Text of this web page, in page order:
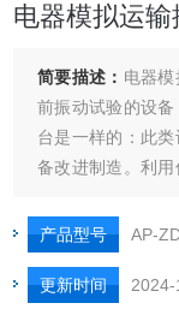
电器模拟运输
简要描述： 电器
前振动试验的设
台是一样的：此
备改进制造。利
台固定在偏心轴
面就会产生椭圆形
当于调整汽车或轮
产品型号 AP-
更新时间 2024-